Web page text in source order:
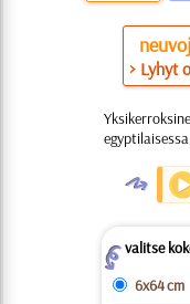
> Lyhyt
O
Zvalitse
6x64 cm